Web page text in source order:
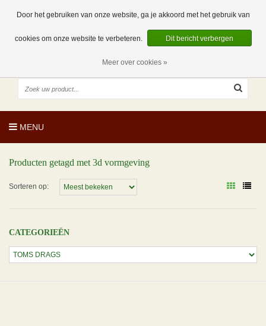
0 Artikelen
NL
EUR
MENU
Producten getagd met 3d vormgeving
Sorteren op:
CATEGORIEËN
Door het gebruiken van onze website, ga je akkoord met het gebruik van
cookies om onze website te verbeteren. Dit bericht verbergen
Meer over cookies »